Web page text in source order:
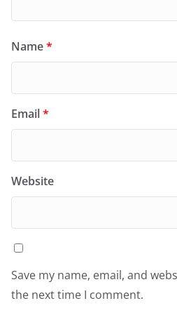
Name*
Email*
Website
Save my name, email, and
the next time I comment.